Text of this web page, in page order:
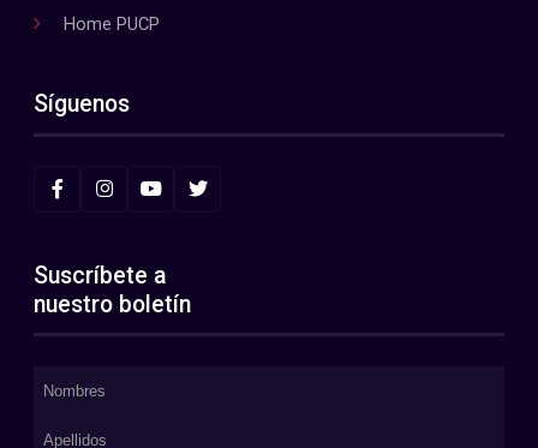
Home PUCP
Síguenos
Suscríbete a
nuestro boletín